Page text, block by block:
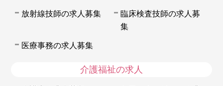
放射線技師の求人募集
臨床検査技師の求人募
集
医療事務の求人募集
介護福祉の求人